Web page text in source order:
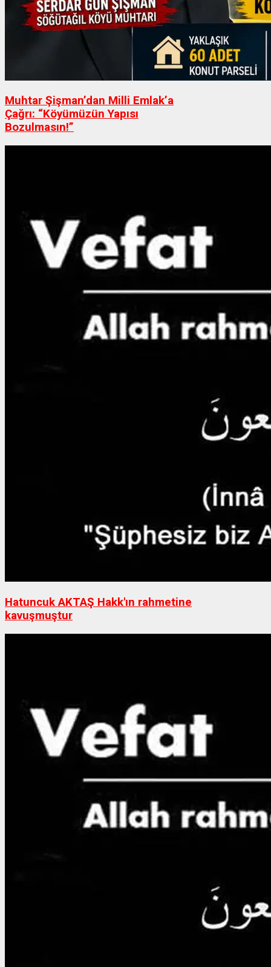
Muhtar Şişman’dan Milli Emlak’a
Çağrı: “Köyümüzün Yapısı
Bozulmasın!”
Hatuncuk AKTAŞ Hakk'ın rahmetine
kavuşmuştur